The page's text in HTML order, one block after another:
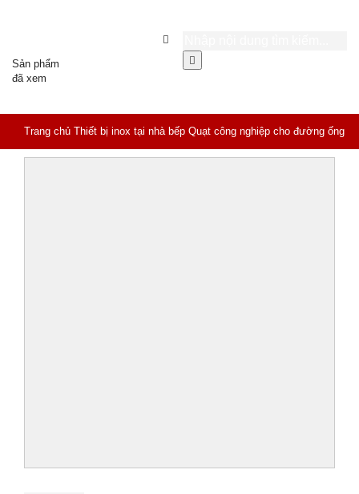
Sản phẩm
đã xem
Trang chủ Thiết bị inox tại nhà bếp Quạt công nghiệp cho đường ống